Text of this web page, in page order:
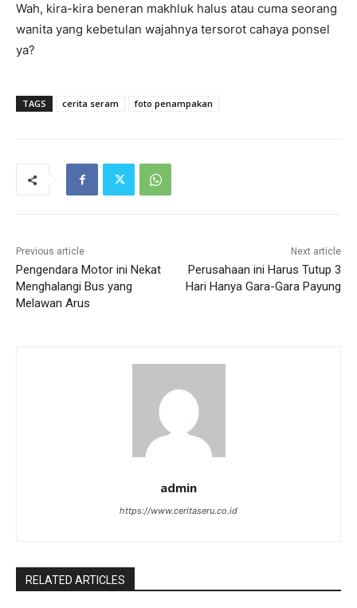
Wah, kira-kira beneran makhluk halus atau cuma seorang
wanita yang kebetulan wajahnya tersorot cahaya ponsel
ya?
TAGS cerita seram foto penampakan
Previous article
Pengendara Motor ini Nekat
Menghalangi Bus yang
Melawan Arus
Next article
Perusahaan ini Harus Tutup 3
Hari Hanya Gara-Gara Payung
admin
https://www.ceritaseru.co.id
RELATED ARTICLES